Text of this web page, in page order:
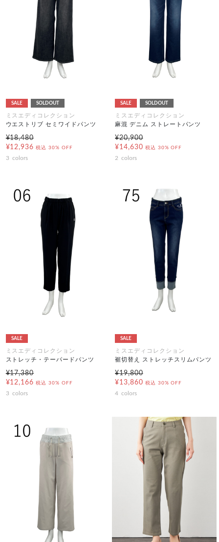
SALE SOLDOUT
ミスエディコレクション
ウエストリブ セミワイドパンツ
¥18,480
¥12,936 税込 30% OFF
3 colors
SALE SOLDOUT
ミスエディコレクション
麻混 デニム ストレートパンツ
¥20,900
¥14,630 税込 30% OFF
2 colors
SALE
ミスエディコレクション
ストレッチ・テーパードパンツ
¥17,380
¥12,166 税込 30% OFF
3 colors
SALE
ミスエディコレクション
裾切替え ストレッチスリムパンツ
¥19,800
¥13,860 税込 30% OFF
4 colors